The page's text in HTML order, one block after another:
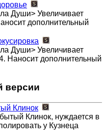
Души> Увеличивает
дополнительный
Души> Увеличивает
Наносит дополнительный
версии
Клинок
Клинок, нуждается в
у Кузнеца